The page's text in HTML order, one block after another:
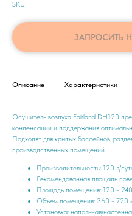
SKU:
ЗАПРОСИТЬ
Описание Характеристики
Осушитель воздуха Fairland DH120
конденсации и поддержания
Подходят для крытых бассейнов,
производственных помещений.
Производительность: 120 л/
Рекомендованная площадь
Площадь помещения: 120 -
Объем помещения: 360 - 720
Установка: напольная/